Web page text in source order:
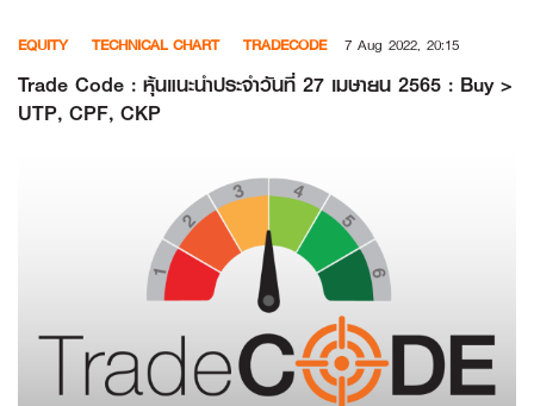
content
EQUITY TECHNICAL CHART TRADECODE 7 Aug 2022, 20:15
Trade Code : หุ้นแนะนำประจำวันที่ 27 เมษายน 2565 : Buy >
UTP, CPF, CKP